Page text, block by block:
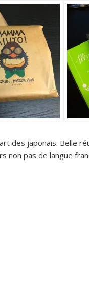
des japonais. Belle
non pas de langue